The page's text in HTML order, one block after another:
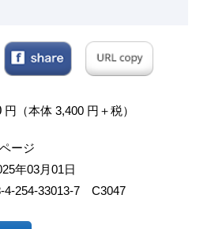
円（本体 3,400 円＋税）
ージ
年03月01日
4-254-33013-7 C3047